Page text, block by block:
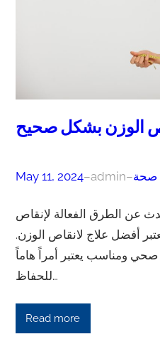
الوزن بشكل صحيح
May 11, 2024–admin–صحة
عن الطرق الفعالة لإنقاص
أفضل علاج لانقاص الوزن.
ومناسب يعتبر أمراً هاماً
للحفاظ…
Read more